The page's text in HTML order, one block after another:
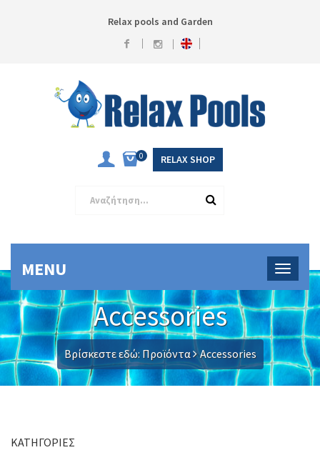
Relax pools and Garden
0 RELAX SHOP
MENU
Accessories
Βρίσκεστε εδώ: Προϊόντα Accessories
ΚΑΤΗΓΟΡΊΕΣ